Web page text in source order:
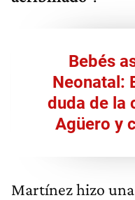
Bebés
Neonatal:
duda de la
Agüero y
Martínez hizo